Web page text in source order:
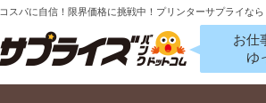
コスパに自信！限界価格に挑戦中！プリンターサプライな
お仕
ゆ